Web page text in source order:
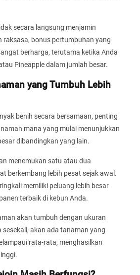
secara langsung menjamin
raksasa, bonus pertumbuhan yang
berharga, terutama ketika Anda
Pineapple dalam jumlah besar.
yang Tumbuh Lebih
benih secara bersamaan, penting
mana yang mulai menunjukkan
dibandingkan yang lain.
menemukan satu atau dua
berkembang lebih pesat sejak awal.
memiliki peluang lebih besar
terbaik di kebun Anda.
akan tumbuh dengan ukuran
akan ada tanaman yang
rata-rata, menghasilkan